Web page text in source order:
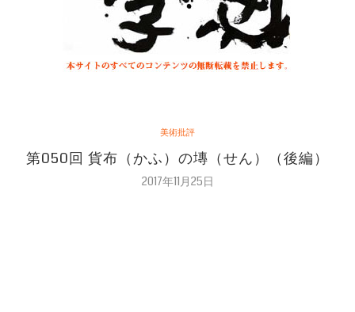
美術批評
第050回 貨布（かふ）の塼（せん）（後編）
2017年11月25日